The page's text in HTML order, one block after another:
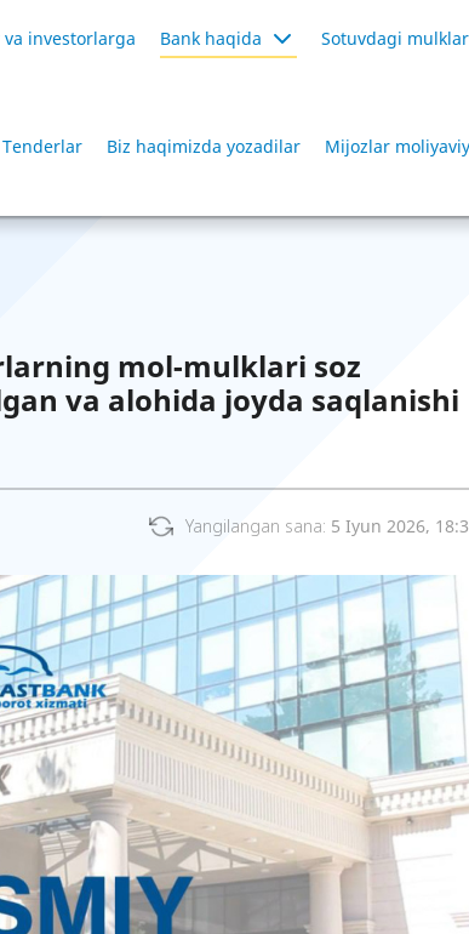
va investorlarga Bank haqida Sotuvdagi mulklar
Tenderlar Biz haqimizda yozadilar Mijozlar
mol-mulklari soz
va alohida joyda saqlanishi
Yangilangan sana: 5 Iyun 2026,